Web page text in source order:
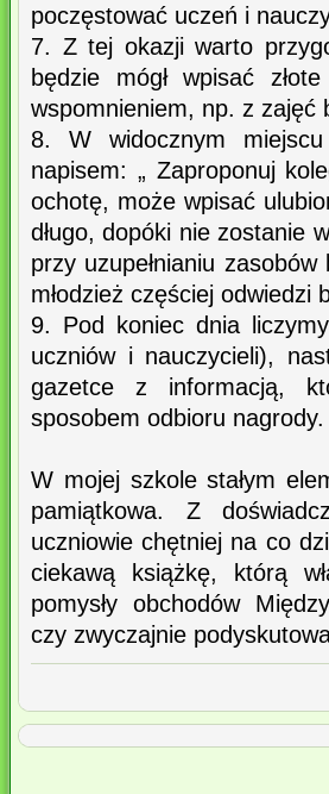
poczęstować uczeń i
7. Z tej okazji warto
będzie mógł wpisać
wspomnieniem, np. z zajęć
8. W widocznym
napisem: „ Zaproponuj
ochotę, może wpisać
długo, dopóki nie zostanie
przy uzupełnianiu
młodzież częściej odwiedzi
9. Pod koniec dnia
uczniów i nauczycieli),
gazetce z informacją,
sposobem odbioru nagrody.
W mojej szkole stałym
pamiątkowa. Z
uczniowie chętniej na co
ciekawą książkę, którą
pomysły obchodów
czy zwyczajnie